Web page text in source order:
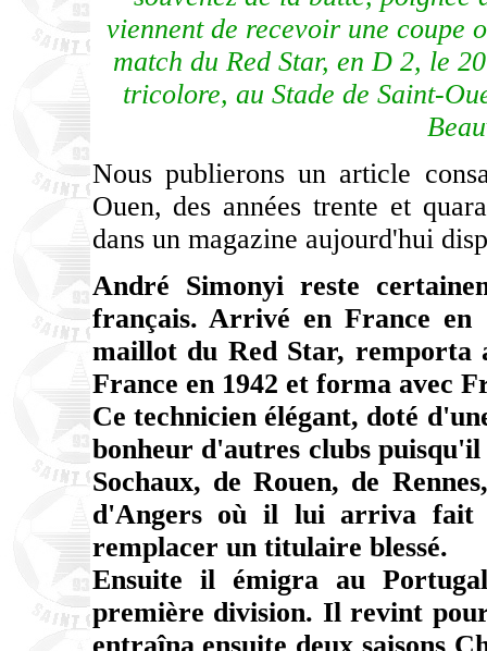
viennent de recevoir une coupe
match du Red Star, en D 2, le
tricolore, au Stade de Saint-
Nous publierons un article
Ouen, des années trente et
dans un magazine aujourd'hui
André Simonyi reste
français. Arrivé en France en
maillot du Red Star, remporta
France en 1942 et forma avec
Ce technicien élégant, doté
bonheur d'autres clubs
Sochaux, de Rouen, de
d'Angers où il lui arriva fait
remplacer un titulaire blessé.
Ensuite il émigra au
première division. Il revint